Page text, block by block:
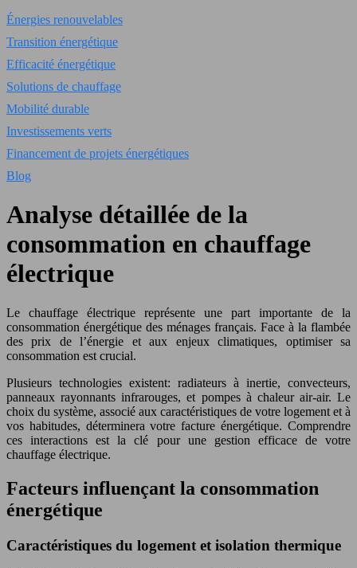
Énergies renouvelables
Transition énergétique
Efficacité énergétique
Solutions de chauffage
Mobilité durable
Investissements verts
Financement de projets énergétiques
Blog
Analyse détaillée de la
consommation en chauffage
électrique
Le chauffage électrique représente une part importante de la
consommation énergétique des ménages français. Face à la flambée
des prix de l’énergie et aux enjeux climatiques, optimiser sa
consommation est crucial.
Plusieurs technologies existent: radiateurs à inertie, convecteurs,
panneaux rayonnants infrarouges, et pompes à chaleur air-air. Le
choix du système, associé aux caractéristiques de votre logement et à
vos habitudes, déterminera votre facture énergétique. Comprendre
ces interactions est la clé pour une gestion efficace de votre
chauffage électrique.
Facteurs influençant la consommation
énergétique
Caractéristiques du logement et isolation thermique